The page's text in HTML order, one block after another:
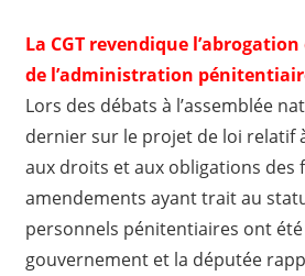
La CGT revendique
de l’administration
Lors des débats à l’assemblée
dernier sur le projet de loi relatif
aux droits et aux obligations des
amendements ayant trait au
personnels pénitentiaires ont été
gouvernement et la députée